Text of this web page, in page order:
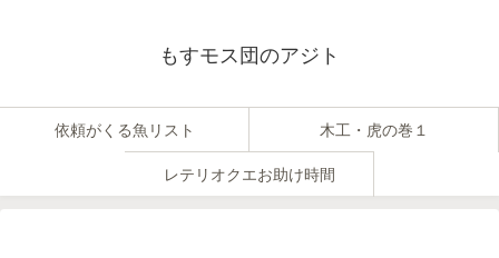
もすモス団のアジト
依頼がくる魚リスト 木工・虎の巻１
レテリオクエお助け時間